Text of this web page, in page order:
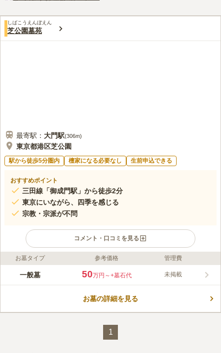
20代女性
食事をする場所は付近にあったので、非常に便利でした。昼ごは
んを食べる必要がある場合には、事前に準備をしなくて良かったので満足
です。
しばこうえんぼえん
芝公園墓苑
最寄駅： 大門駅(306m)
東京都港区芝公園
駅から徒歩5分圏内 檀家になる必要なし 生前申込できる
おすすめポイント
三田線「御成門駅」から徒歩2分
東京にいながら、四季を感じる
宗教・宗派が不問
コメント・口コミを見る
ライフドット編集部のコメント
見上げれば東京タワー、各最寄り駅からアクセス抜群、都心らし
「シェリーホール」が併設されており、葬儀や法要の行事を行う
お墓タイプ 参考価格 管理費
一般墓 50万円～+墓石代 未掲載
お墓の詳細を見る
1